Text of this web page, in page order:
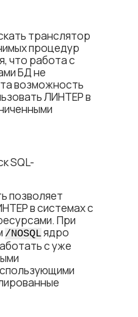
транслятор
процедур
что работа с
БД не
возможность
ЛИНТЕР в
SQL-
позволяет
в системах с
При
/NOSQLядро
с уже